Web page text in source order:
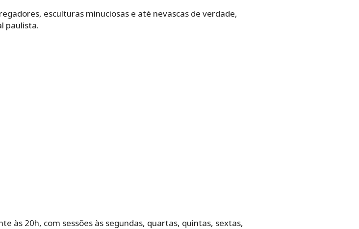
esculturas minuciosas e até nevascas de verdade,
paulista.
às 20h, com sessões às segundas, quartas, quintas, sextas,